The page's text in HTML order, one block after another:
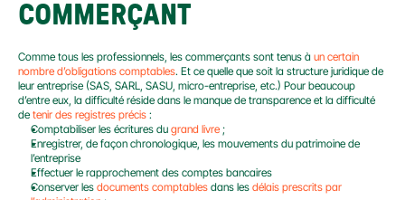
COMMERÇANT
Comme tous les professionnels, les commerçants sont tenus à un certain
nombre d’obligations comptables. Et ce quelle que soit la structure juridique de
leur entreprise (SAS, SARL, SASU, micro-entreprise, etc.) Pour beaucoup
d’entre eux, la difficulté réside dans le manque de transparence et la difficulté
de tenir des registres précis :
Comptabiliser les écritures du grand livre ;
Enregistrer, de façon chronologique, les mouvements du patrimoine de
l’entreprise
Effectuer le rapprochement des comptes bancaires
Conserver les documents comptables dans les délais prescrits par